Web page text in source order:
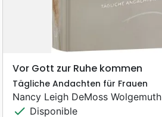
Vor Gott zur Ruhe kommen
Tägliche Andachten für Frauen
Nancy Leigh DeMoss Wolgemuth
check Disponible